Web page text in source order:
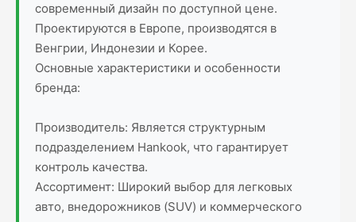
современный дизайн по доступной цене.
Проектируются в Европе, производятся в
Венгрии, Индонезии и Корее.
Основные характеристики и особенности
бренда:
Производитель: Является структурным
подразделением Hankook, что гарантирует
контроль качества.
Ассортимент: Широкий выбор для легковых
авто, внедорожников (SUV) и коммерческого